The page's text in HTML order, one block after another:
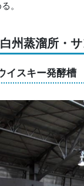
。
州蒸溜所・
イスキー発酵槽